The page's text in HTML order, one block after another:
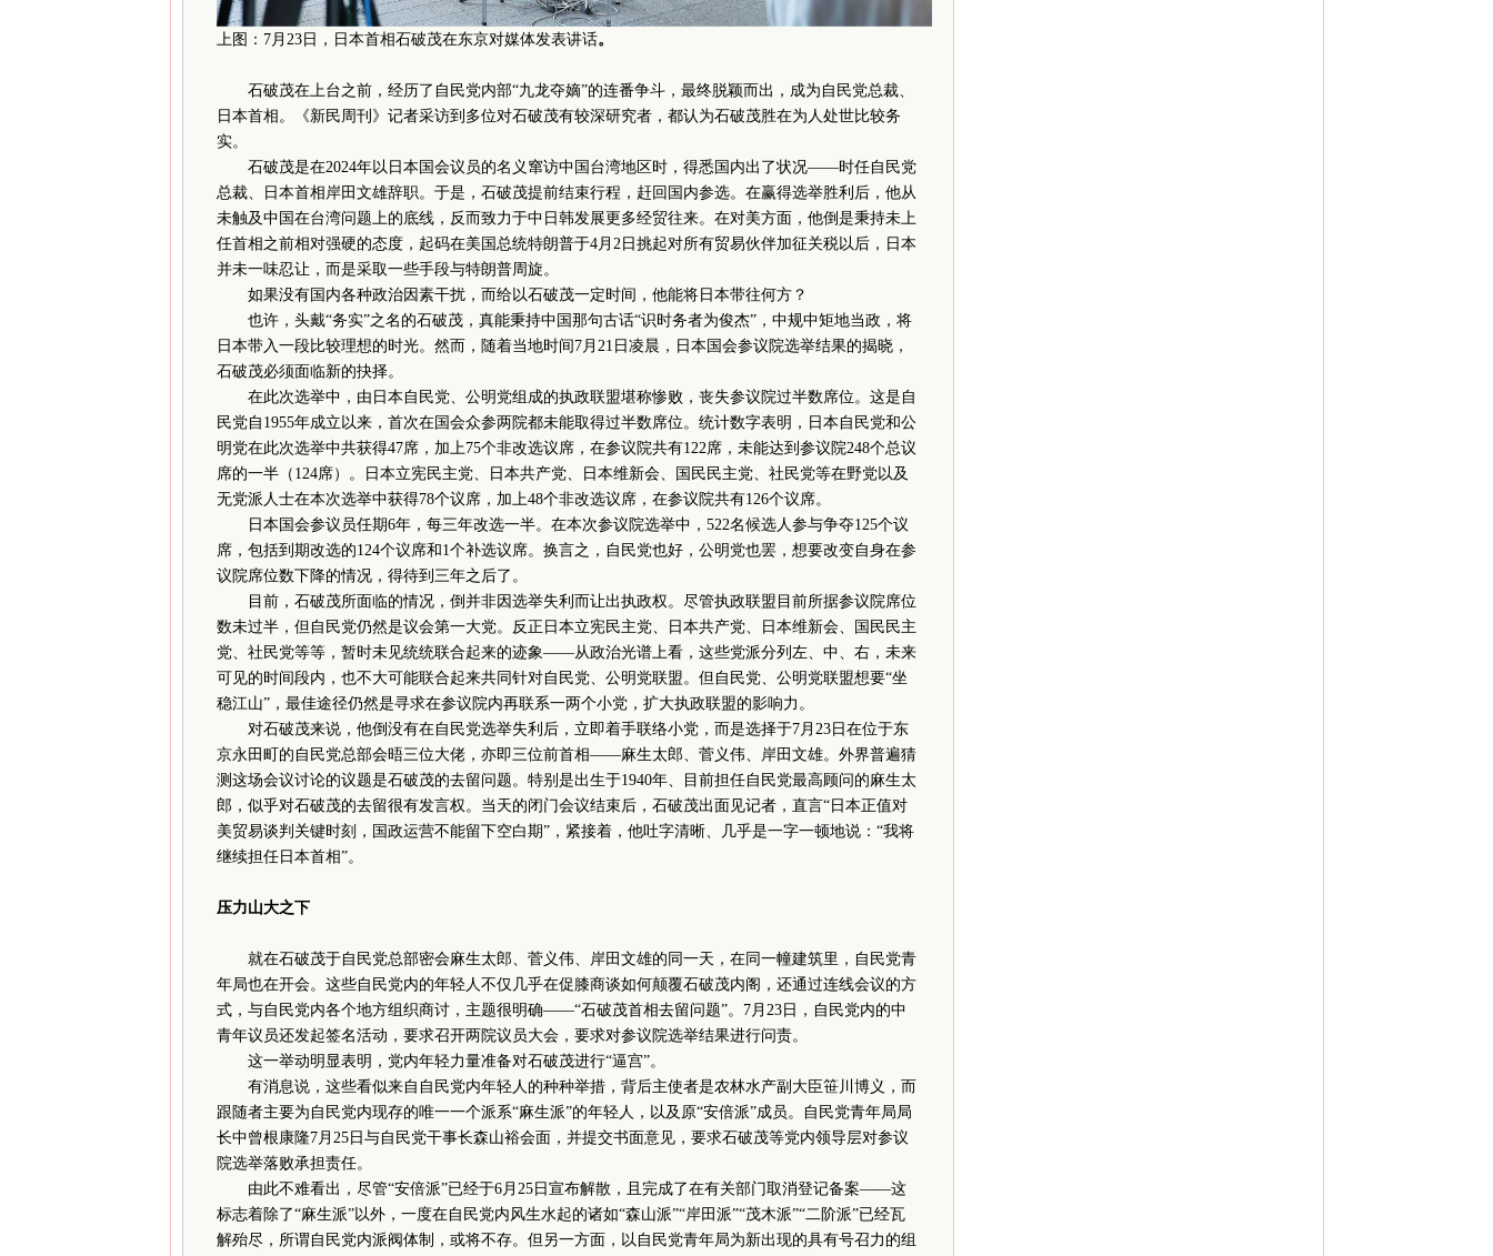
上图：7月23日，日本首相石破茂在东京对媒体发表讲话。
石破茂在上台之前，经历了自民党内部“九龙夺嫡”的连番争斗，最终脱颖而出，成为自民党总裁、
日本首相。《新民周刊》记者采访到多位对石破茂有较深研究者，都认为石破茂胜在为人处世比较务
实。
石破茂是在2024年以日本国会议员的名义窜访中国台湾地区时，得悉国内出了状况——时任自民党
总裁、日本首相岸田文雄辞职。于是，石破茂提前结束行程，赶回国内参选。在赢得选举胜利后，他从
未触及中国在台湾问题上的底线，反而致力于中日韩发展更多经贸往来。在对美方面，他倒是秉持未上
任首相之前相对强硬的态度，起码在美国总统特朗普于4月2日挑起对所有贸易伙伴加征关税以后，日本
并未一味忍让，而是采取一些手段与特朗普周旋。
如果没有国内各种政治因素干扰，而给以石破茂一定时间，他能将日本带往何方？
也许，头戴“务实”之名的石破茂，真能秉持中国那句古话“识时务者为俊杰”，中规中矩地当政，将
日本带入一段比较理想的时光。然而，随着当地时间7月21日凌晨，日本国会参议院选举结果的揭晓，
石破茂必须面临新的抉择。
在此次选举中，由日本自民党、公明党组成的执政联盟堪称惨败，丧失参议院过半数席位。这是自
民党自1955年成立以来，首次在国会众参两院都未能取得过半数席位。统计数字表明，日本自民党和公
明党在此次选举中共获得47席，加上75个非改选议席，在参议院共有122席，未能达到参议院248个总议
席的一半（124席）。日本立宪民主党、日本共产党、日本维新会、国民民主党、社民党等在野党以及
无党派人士在本次选举中获得78个议席，加上48个非改选议席，在参议院共有126个议席。
日本国会参议员任期6年，每三年改选一半。在本次参议院选举中，522名候选人参与争夺125个议
席，包括到期改选的124个议席和1个补选议席。换言之，自民党也好，公明党也罢，想要改变自身在参
议院席位数下降的情况，得待到三年之后了。
目前，石破茂所面临的情况，倒并非因选举失利而让出执政权。尽管执政联盟目前所据参议院席位
数未过半，但自民党仍然是议会第一大党。反正日本立宪民主党、日本共产党、日本维新会、国民民主
党、社民党等等，暂时未见统统联合起来的迹象——从政治光谱上看，这些党派分列左、中、右，未来
可见的时间段内，也不大可能联合起来共同针对自民党、公明党联盟。但自民党、公明党联盟想要“坐
稳江山”，最佳途径仍然是寻求在参议院内再联系一两个小党，扩大执政联盟的影响力。
对石破茂来说，他倒没有在自民党选举失利后，立即着手联络小党，而是选择于7月23日在位于东
京永田町的自民党总部会晤三位大佬，亦即三位前首相——麻生太郎、菅义伟、岸田文雄。外界普遍猜
测这场会议讨论的议题是石破茂的去留问题。特别是出生于1940年、目前担任自民党最高顾问的麻生太
郎，似乎对石破茂的去留很有发言权。当天的闭门会议结束后，石破茂出面见记者，直言“日本正值对
美贸易谈判关键时刻，国政运营不能留下空白期”，紧接着，他吐字清晰、几乎是一字一顿地说：“我将
继续担任日本首相”。
压力山大之下
就在石破茂于自民党总部密会麻生太郎、菅义伟、岸田文雄的同一天，在同一幢建筑里，自民党青
年局也在开会。这些自民党内的年轻人不仅几乎在促膝商谈如何颠覆石破茂内阁，还通过连线会议的方
式，与自民党内各个地方组织商讨，主题很明确——“石破茂首相去留问题”。7月23日，自民党内的中
青年议员还发起签名活动，要求召开两院议员大会，要求对参议院选举结果进行问责。
这一举动明显表明，党内年轻力量准备对石破茂进行“逼宫”。
有消息说，这些看似来自自民党内年轻人的种种举措，背后主使者是农林水产副大臣笹川博义，而
跟随者主要为自民党内现存的唯一一个派系“麻生派”的年轻人，以及原“安倍派”成员。自民党青年局局
长中曾根康隆7月25日与自民党干事长森山裕会面，并提交书面意见，要求石破茂等党内领导层对参议
院选举落败承担责任。
由此不难看出，尽管“安倍派”已经于6月25日宣布解散，且完成了在有关部门取消登记备案——这
标志着除了“麻生派”以外，一度在自民党内风生水起的诸如“森山派”“岸田派”“茂木派”“二阶派”已经瓦
解殆尽，所谓自民党内派阀体制，或将不存。但另一方面，以自民党青年局为新出现的具有号召力的组